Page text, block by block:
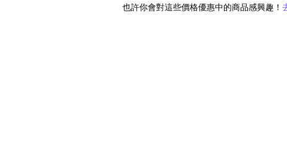
也許你會對這些價格優惠中的商品感興趣！